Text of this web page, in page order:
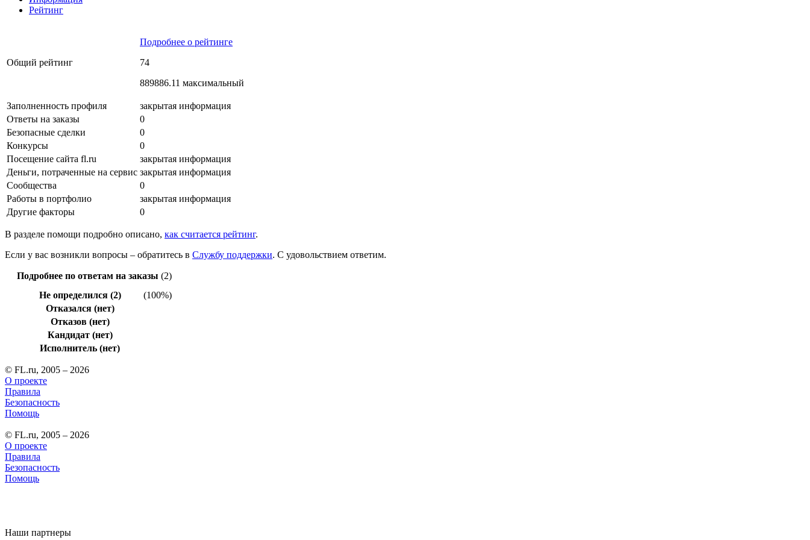
Рейтинг
Общий рейтинг
Подробнее о рейтинге
74
889886.11 максимальный
Заполненность профиля
закрытая информация
Ответы на заказы
0
Безопасные сделки
0
Конкурсы
0
Посещение сайта fl.ru
закрытая информация
Деньги, потраченные на сервис закрытая информация
Сообщества
0
Работы в портфолио
закрытая информация
Другие факторы
0
В разделе помощи подробно описано, как считается рейтинг.
Если у вас возникли вопросы – обратитесь в Службу поддержки. С удовольствием ответим.
Подробнее по ответам на заказы (2)
Не определился (2)
(100%)
Отказался (нет)
Отказов (нет)
Кандидат (нет)
Исполнитель (нет)
© FL.ru, 2005 – 2026
О проекте
Правила
Безопасность
Помощь
© FL.ru, 2005 – 2026
О проекте
Правила
Безопасность
Помощь
Наши партнеры